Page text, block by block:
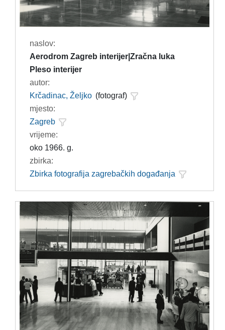
naslov:
Aerodrom Zagreb interijer|Zračna luka
Pleso interijer
autor:
Krčadinac, Željko (fotograf)
mjesto:
Zagreb
vrijeme:
oko 1966. g.
zbirka:
Zbirka fotografija zagrebačkih događanja